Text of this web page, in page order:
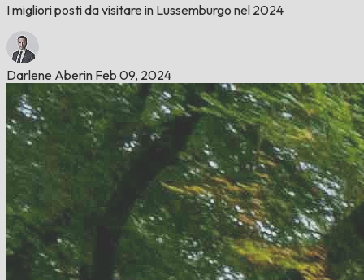
I migliori posti da visitare in Lussemburgo nel 2024
Darlene Aberin Feb 09, 2024